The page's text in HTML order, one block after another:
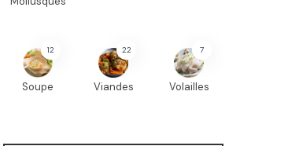
12
Soupe
22
Viandes
7
Volailles